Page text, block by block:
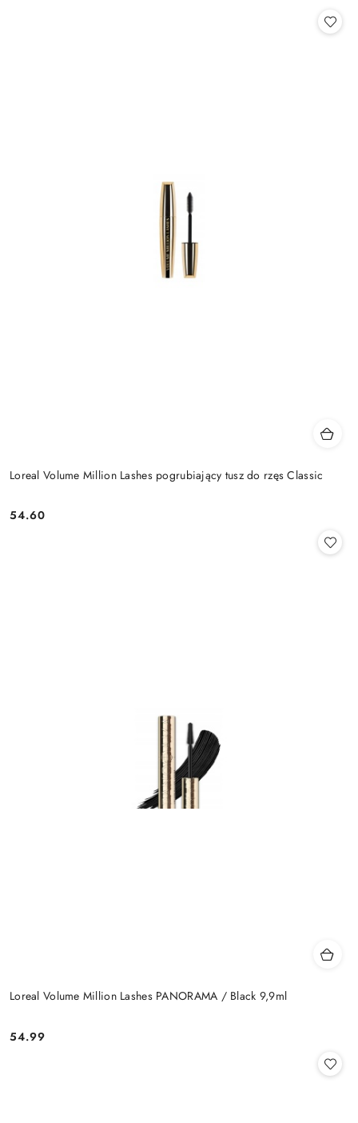
Loreal Volume Million Lashes pogrubiający tusz do rzęs Classic
Cena:
54.60
Loreal Volume Million Lashes PANORAMA / Black 9,9ml
Cena:
54.99